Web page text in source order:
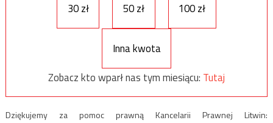
30 zł
50 zł 100 zł
Inna kwota
Zobacz kto wparł nas tym miesiącu: Tutaj
Dziękujemy za pomoc prawną Kancelarii Prawnej Litwin: